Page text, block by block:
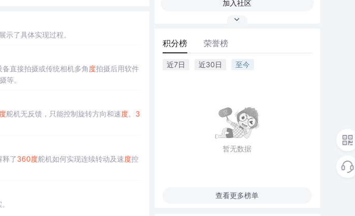
示了具体实现过程。
直接拍摄或传统相机多角 度拍摄后用软件
等。
度舵机无反馈，只能控制旋转方向和速度。 3
释了360度舵机如何实现连续转动及速度控
加入社区
积分榜 荣誉榜
近7日 近30日 至今
暂无数据
查看更多榜单